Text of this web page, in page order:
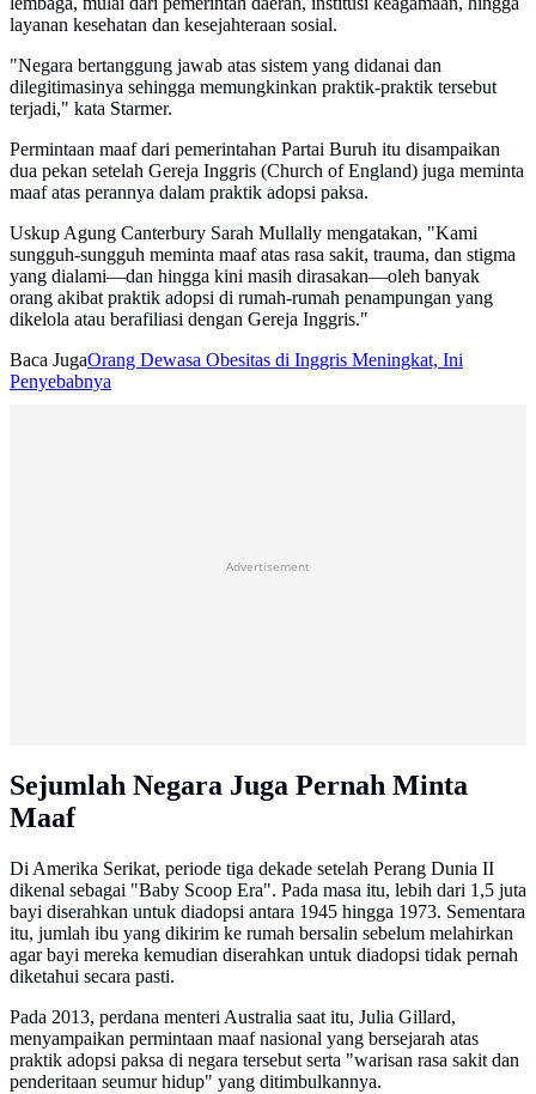
layanan kesehatan dan kesejahteraan sosial.
"Negara bertanggung jawab atas sistem yang didanai dan
dilegitimasinya sehingga memungkinkan praktik-praktik tersebut
terjadi," kata Starmer.
Permintaan maaf dari pemerintahan Partai Buruh itu disampaikan
dua pekan setelah Gereja Inggris (Church of England) juga meminta
maaf atas perannya dalam praktik adopsi paksa.
Uskup Agung Canterbury Sarah Mullally mengatakan, "Kami
sungguh-sungguh meminta maaf atas rasa sakit, trauma, dan stigma
yang dialami—dan hingga kini masih dirasakan—oleh banyak
orang akibat praktik adopsi di rumah-rumah penampungan yang
dikelola atau berafiliasi dengan Gereja Inggris."
Baca JugaOrang Dewasa Obesitas di Inggris Meningkat, Ini
Penyebabnya
Advertisement
Sejumlah Negara Juga Pernah Minta
Maaf
Di Amerika Serikat, periode tiga dekade setelah Perang Dunia II
dikenal sebagai "Baby Scoop Era". Pada masa itu, lebih dari 1,5 juta
bayi diserahkan untuk diadopsi antara 1945 hingga 1973. Sementara
itu, jumlah ibu yang dikirim ke rumah bersalin sebelum melahirkan
agar bayi mereka kemudian diserahkan untuk diadopsi tidak pernah
diketahui secara pasti.
Pada 2013, perdana menteri Australia saat itu, Julia Gillard,
menyampaikan permintaan maaf nasional yang bersejarah atas
praktik adopsi paksa di negara tersebut serta "warisan rasa sakit dan
penderitaan seumur hidup" yang ditimbulkannya.